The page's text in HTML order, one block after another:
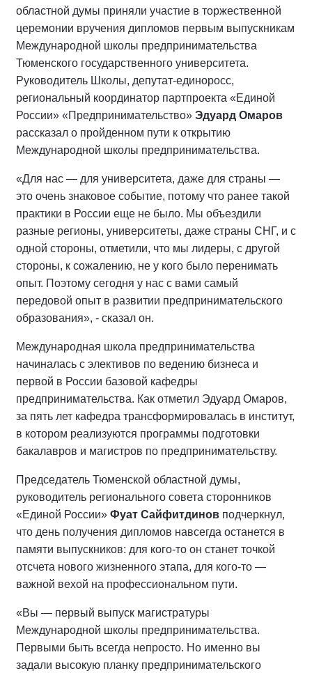
областной думы приняли участие в торжественной
церемонии вручения дипломов первым выпускникам
Международной школы предпринимательства
Тюменского государственного университета.
Руководитель Школы, депутат-единоросс,
региональный координатор партпроекта «Единой
России» «Предпринимательство» Эдуард Омаров
рассказал о пройденном пути к открытию
Международной школы предпринимательства.
«Для нас — для университета, даже для страны —
это очень знаковое событие, потому что ранее такой
практики в России еще не было. Мы объездили
разные регионы, университеты, даже страны СНГ, и с
одной стороны, отметили, что мы лидеры, с другой
стороны, к сожалению, не у кого было перенимать
опыт. Поэтому сегодня у нас с вами самый
передовой опыт в развитии предпринимательского
образования», - сказал он.
Международная школа предпринимательства
начиналась с элективов по ведению бизнеса и
первой в России базовой кафедры
предпринимательства. Как отметил Эдуард Омаров,
за пять лет кафедра трансформировалась в институт,
в котором реализуются программы подготовки
бакалавров и магистров по предпринимательству.
Председатель Тюменской областной думы,
руководитель регионального совета сторонников
«Единой России» Фуат Сайфитдинов подчеркнул,
что день получения дипломов навсегда останется в
памяти выпускников: для кого-то он станет точкой
отсчета нового жизненного этапа, для кого-то —
важной вехой на профессиональном пути.
«Вы — первый выпуск магистратуры
Международной школы предпринимательства.
Первыми быть всегда непросто. Но именно вы
задали высокую планку предпринимательского